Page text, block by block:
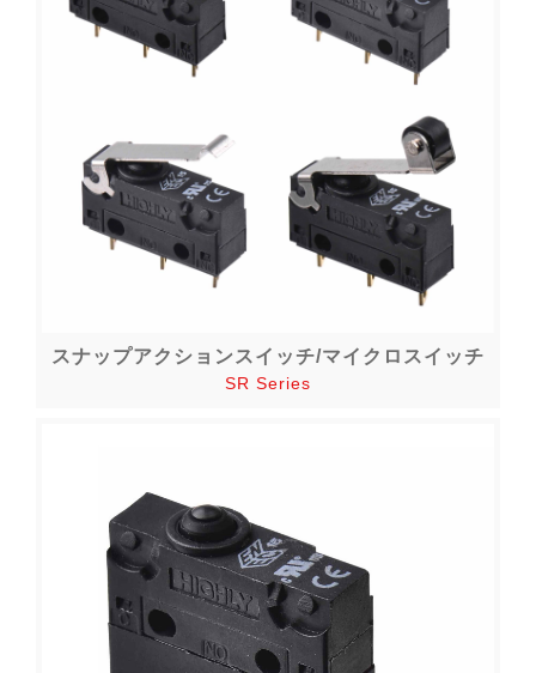
スナップアクションスイッチ/マイクロスイッチ
SR Series